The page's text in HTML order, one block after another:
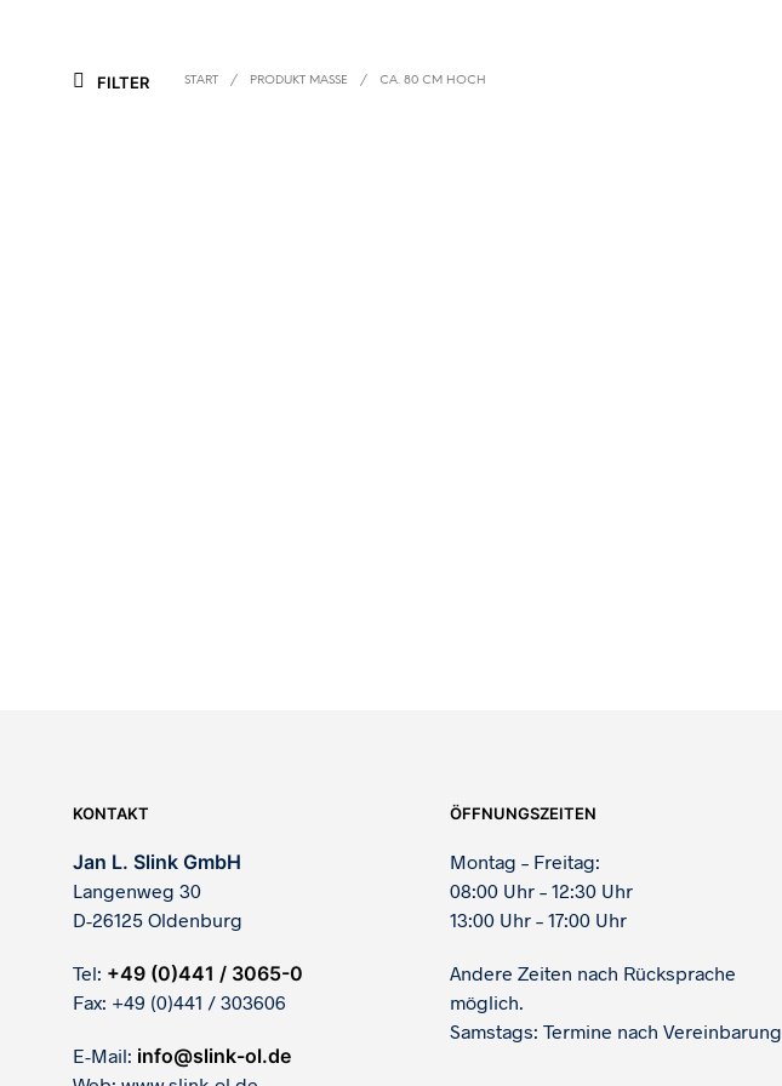
FILTER START / PRODUKT MASSE / CA. 80 CM HOCH
KONTAKT
Jan L. Slink GmbH
Langenweg 30
D-26125 Oldenburg
Tel: +49 (0)441 / 3065-0
Fax: +49 (0)441 / 303606
E-Mail: info@slink-ol.de
ÖFFNUNGSZEITEN
Montag – Freitag:
08:00 Uhr – 12:30 Uhr
13:00 Uhr – 17:00 Uhr
Andere Zeiten nach Rücksprache
möglich.
Samstags: Termine nach Vereinbarung.